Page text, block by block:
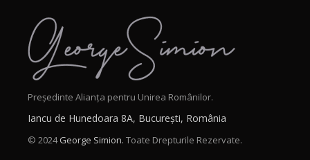
Președinte Alianța pentru Unirea Românilor.
Iancu de Hunedoara 8A, București, România
© 2024George Simion. Toate Drepturile Rezervate.